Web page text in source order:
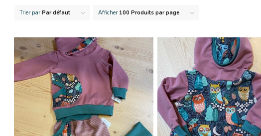
Trier par Par défaut Afficher 100 Produits par page